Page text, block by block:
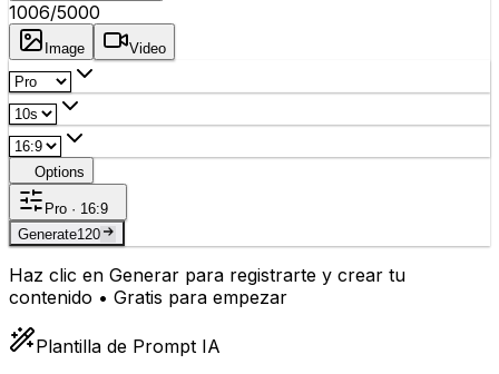
1006/5000
Image Video
Options
Pro · 16:9
Generate120
Haz clic en Generar para registrarte y crear tu
contenido • Gratis para empezar
Plantilla de Prompt IA